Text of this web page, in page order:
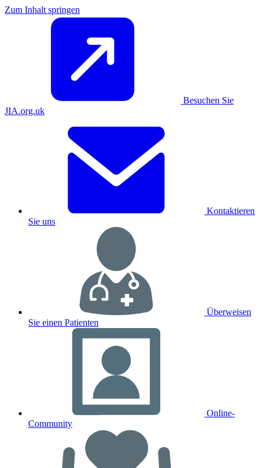
Zum Inhalt springen
Besuchen Sie
JIA.org.uk
Kontaktieren
Sie uns
Überweisen
Sie einen Patienten
Online-
Community